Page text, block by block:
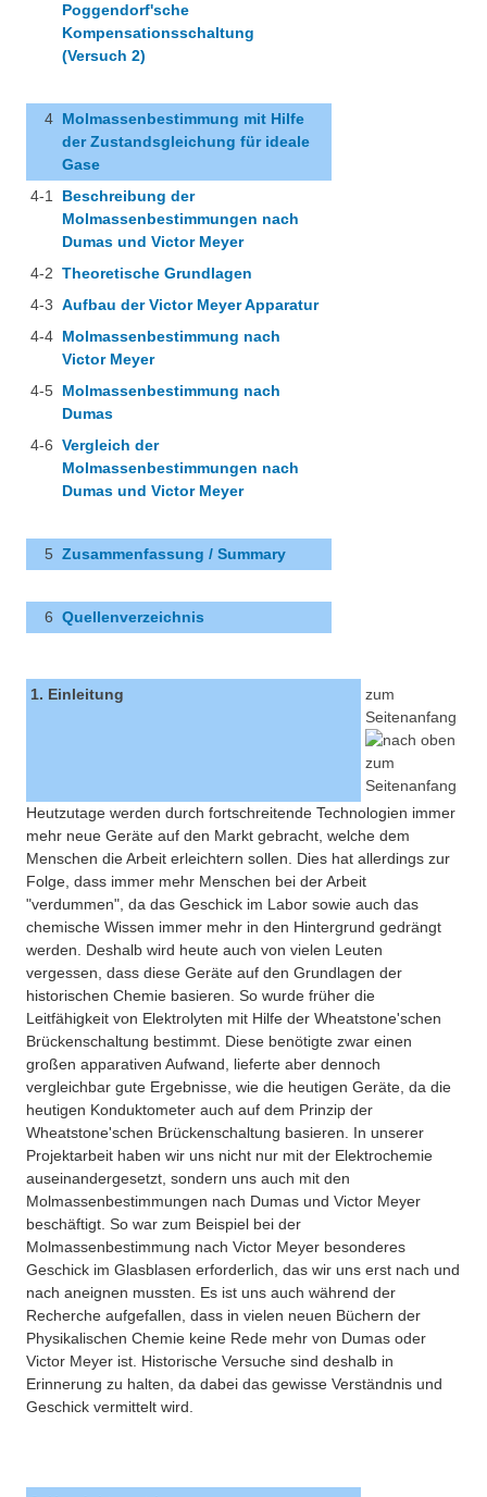
Weihnachtschemie
Weihnachtsgalenik
Poggendorf'sche
Kompensationsschaltung
(Versuch 2)
4 Molmassenbestimmung mit Hilfe
der Zustandsgleichung für ideale
Gase
4-1
Beschreibung der
Molmassenbestimmungen nach
Dumas und Victor Meyer
4-2 Theoretische Grundlagen
4-3 Aufbau der Victor Meyer Apparatur
4-4 Molmassenbestimmung nach
Victor Meyer
4-5 Molmassenbestimmung nach
Dumas
4-6 Vergleich der
Molmassenbestimmungen nach
Dumas und Victor Meyer
5 Zusammenfassung / Summary
6 Quellenverzeichnis
1. Einleitung
zum
Seitenanfang
Heutzutage werden durch fortschreitende Technologien immer
mehr neue Geräte auf den Markt gebracht, welche dem
Menschen die Arbeit erleichtern sollen. Dies hat allerdings zur
Folge, dass immer mehr Menschen bei der Arbeit
"verdummen", da das Geschick im Labor sowie auch das
chemische Wissen immer mehr in den Hintergrund gedrängt
werden. Deshalb wird heute auch von vielen Leuten
vergessen, dass diese Geräte auf den Grundlagen der
historischen Chemie basieren. So wurde früher die
Leitfähigkeit von Elektrolyten mit Hilfe der Wheatstone'schen
Brückenschaltung bestimmt. Diese benötigte zwar einen
großen apparativen Aufwand, lieferte aber dennoch
vergleichbar gute Ergebnisse, wie die heutigen Geräte, da die
heutigen Konduktometer auch auf dem Prinzip der
Wheatstone'schen Brückenschaltung basieren. In unserer
Projektarbeit haben wir uns nicht nur mit der Elektrochemie
auseinandergesetzt, sondern uns auch mit den
Molmassenbestimmungen nach Dumas und Victor Meyer
beschäftigt. So war zum Beispiel bei der
Molmassenbestimmung nach Victor Meyer besonderes
Geschick im Glasblasen erforderlich, das wir uns erst nach und
nach aneignen mussten. Es ist uns auch während der
Recherche aufgefallen, dass in vielen neuen Büchern der
Physikalischen Chemie keine Rede mehr von Dumas oder
Victor Meyer ist. Historische Versuche sind deshalb in
Erinnerung zu halten, da dabei das gewisse Verständnis und
Geschick vermittelt wird.